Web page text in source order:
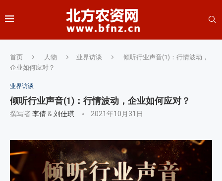
首页 人物 业界访谈
倾听行业声音(1)：行情波动，
企业如何应对？
业界访谈
倾听行业声音(1)：行情波动，企业如何应对？
撰写者李倩 & 刘佳琪 2021年10月31日